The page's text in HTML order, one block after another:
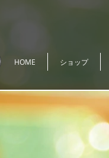
HOME ショップ